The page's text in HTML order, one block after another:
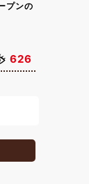
プンの
626